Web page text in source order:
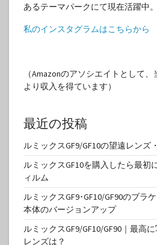
あるテーマパークにて現在活躍中。
私のインスタグラムはこちらから
（Amazonのアソシエイトとして
より収入を得ています）
最近の投稿
ルミックスGF9/GF10の望遠レンズ
ルミックスGF10を購入したら最初
ィルム
ルミックスGF9･GF10/GF90のブラ
本体のバージョンアップ
ルミックスGF9/GF10/GF90｜最高
レンズは？